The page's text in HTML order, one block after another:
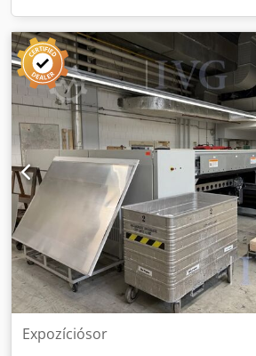
Expozíciósor